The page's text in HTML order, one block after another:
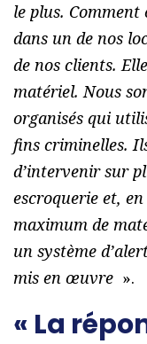
le plus.
dans un de nos
de nos clients.
matériel. Nous
organisés qui
fins criminelles.
d’intervenir sur
escroquerie et,
maximum de
un système
mis en œuvre ».
« La